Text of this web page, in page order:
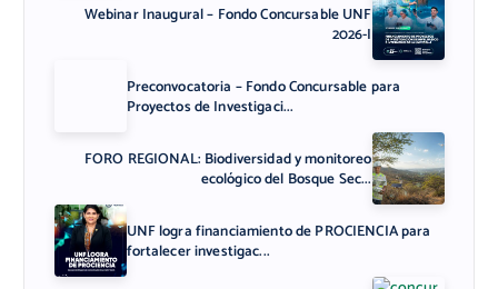
Webinar Inaugural – Fondo Concursable UNF
2026-I
Preconvocatoria – Fondo Concursable para
Proyectos de Investigaci...
FORO REGIONAL: Biodiversidad y monitoreo
ecológico del Bosque Sec...
UNF logra financiamiento de PROCIENCIA para
fortalecer investigac...